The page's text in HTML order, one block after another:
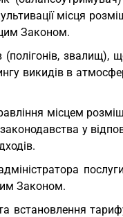
місця
Законом.
звалищ),
викидів в
місцем
у
Законом.
встановлення